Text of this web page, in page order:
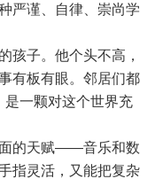
严谨、自律、崇尚学
孩子。他个头不高，
有板有眼。邻居们都
一颗对这个世界充
面的天赋——音乐和数
指灵活，又能把复杂